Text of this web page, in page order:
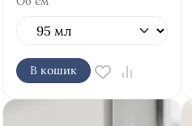
В кошик